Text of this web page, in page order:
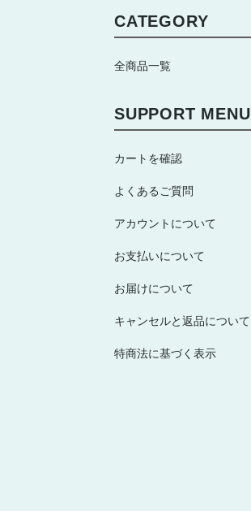
CATEGORY
全商品一覧
SUPPORT MENU
カートを確認
よくあるご質問
アカウントについて
お支払いについて
お届けについて
キャンセルと返品について
特商法に基づく表示